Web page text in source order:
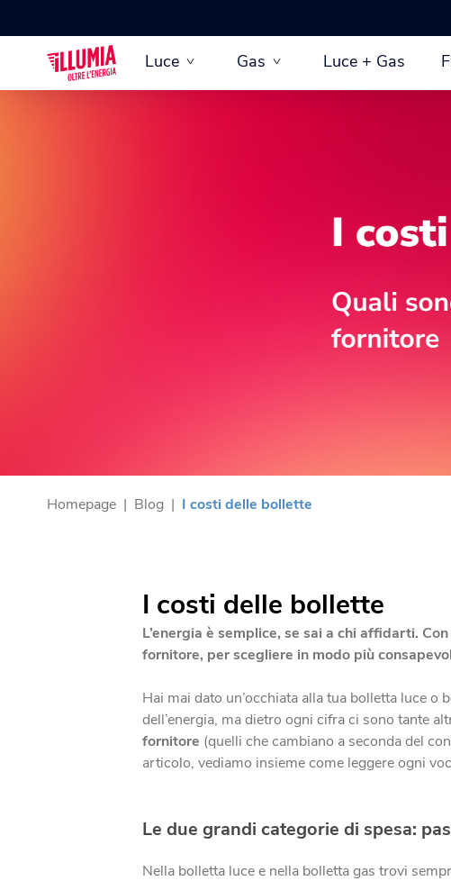
Luce Gas Luce + Gas
Homepage | Blog | I costi delle bollette
I costi delle bollette
L’energia è semplice, se sai a chi affidarti.
fornitore, per scegliere in modo più
Hai mai dato un’occhiata alla tua bolletta luce o
dell’energia, ma dietro ogni cifra ci sono tante
fornitore (quelli che cambiano a seconda del
articolo, vediamo insieme come leggere ogni
Le due grandi categorie di spesa:
Nella bolletta luce e nella bolletta gas trovi